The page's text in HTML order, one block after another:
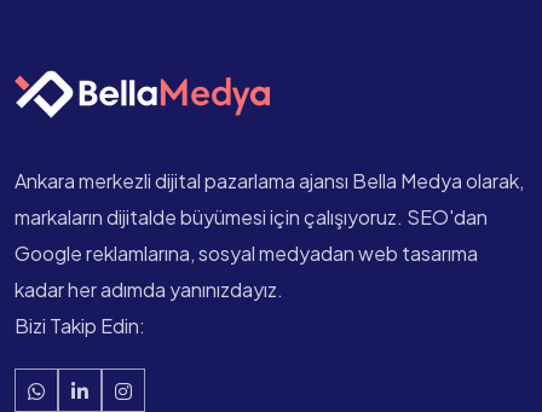
Ankara merkezli dijital pazarlama ajansı Bella Medya olarak,
markaların dijitalde büyümesi için çalışıyoruz. SEO'dan
Google reklamlarına, sosyal medyadan web tasarıma
kadar her adımda yanınızdayız.
Bizi Takip Edin: